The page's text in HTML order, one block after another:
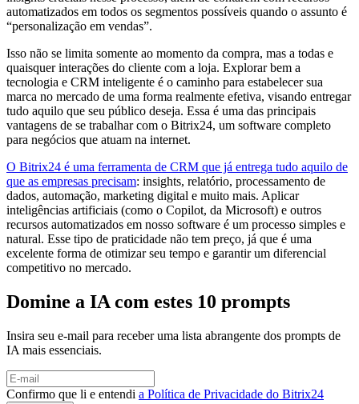
automatizados em todos os segmentos possíveis quando o assunto é
“personalização em vendas”.
Isso não se limita somente ao momento da compra, mas a todas e
quaisquer interações do cliente com a loja. Explorar bem a
tecnologia e CRM inteligente é o caminho para estabelecer sua
marca no mercado de uma forma realmente efetiva, visando entregar
tudo aquilo que seu público deseja. Essa é uma das principais
vantagens de se trabalhar com o Bitrix24, um software completo
para negócios que atuam na internet.
O Bitrix24 é uma ferramenta de CRM que já entrega tudo aquilo de
que as empresas precisam: insights, relatório, processamento de
dados, automação, marketing digital e muito mais. Aplicar
inteligências artificiais (como o Copilot, da Microsoft) e outros
recursos automatizados em nosso software é um processo simples e
natural. Esse tipo de praticidade não tem preço, já que é uma
excelente forma de otimizar seu tempo e garantir um diferencial
competitivo no mercado.
Domine a IA com estes 10 prompts
Insira seu e-mail para receber uma lista abrangente dos prompts de
IA mais essenciais.
Confirmo que li e entendi a Política de Privacidade do Bitrix24